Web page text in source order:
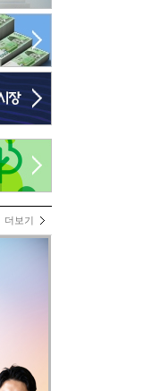
더보기